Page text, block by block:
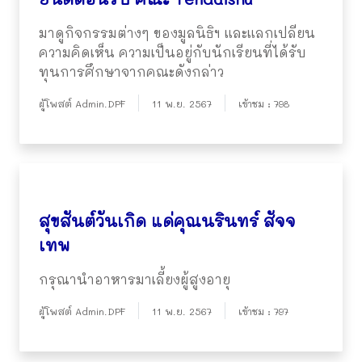
มาดูกิจกรรมต่างๆ ของมูลนิธิฯ และแลกเปลียน
ความคิดเห็น ความเป็นอยู่กับนักเรียนที่ได้รับ
ทุนการศึกษาจากคณะดังกล่าว
ผู้โพสต์ Admin.DPF 11 พ.ย. 2567 เข้าชม : 798
สุขสันต์วันเกิด แด่คุณนรินทร์ สัจจ
เทพ
กรุณานำอาหารมาเลี้ยงผู้สูงอายุ
ผู้โพสต์ Admin.DPF 11 พ.ย. 2567 เข้าชม : 797